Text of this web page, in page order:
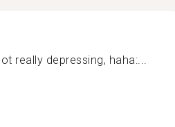
really depressing, haha:...